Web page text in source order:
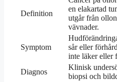
Definition
en elakartad
utgår från
vävnader.
Symptom
sår eller
inte läker eller
Diagnos
Klinisk
biopsi och